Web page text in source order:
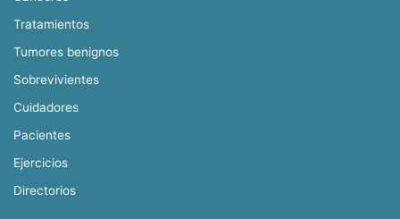
Tratamientos
Tumores benignos
Sobrevivientes
Cuidadores
Pacientes
Ejercicios
Directorios